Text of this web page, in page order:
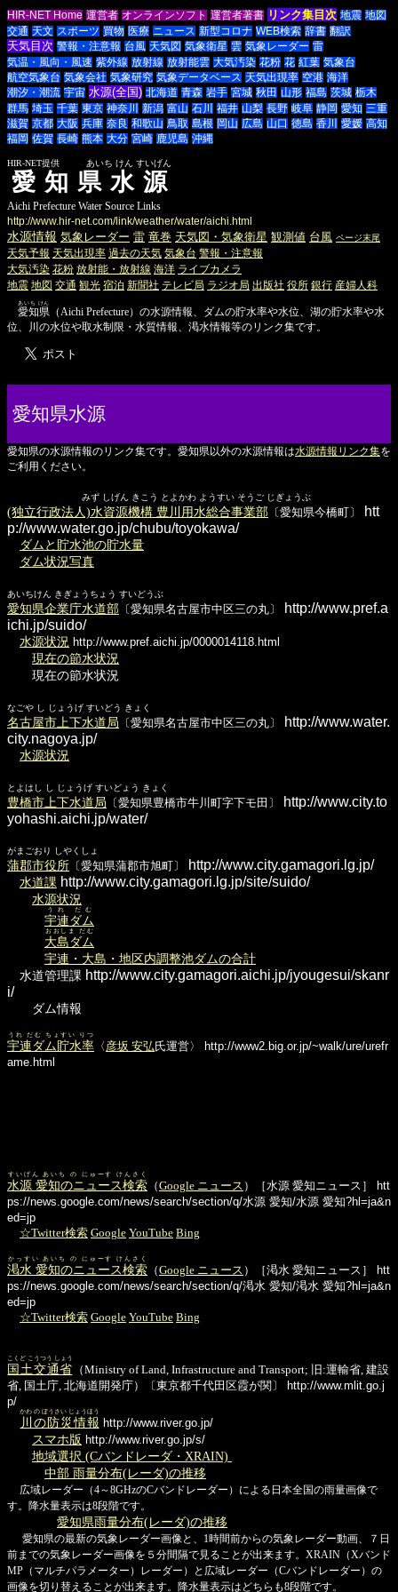
HIR-NET Home 運営者 オンラインソフト 運営者著書 リンク集目次 地震 地図
交通 天文 スポーツ 買物 医療 ニュース 新型コロナ WEB検索 辞書 翻訳
天気目次 警報・注意報 台風 天気図 気象衛星 雲 気象レーダー 雷
気温・風向・風速 紫外線 放射線 放射能雲 大気汚染 花粉 花 紅葉 気象台
航空気象台 気象会社 気象研究 気象データベース 天気出現率 空港 海洋
潮汐・潮流 宇宙 水源(全国) 北海道 青森 岩手 宮城 秋田 山形 福島 茨城 栃木
群馬 埼玉 千葉 東京 神奈川 新潟 富山 石川 福井 山梨 長野 岐阜 静岡 愛知 三重
滋賀 京都 大阪 兵庫 奈良 和歌山 鳥取 島根 岡山 広島 山口 徳島 香川 愛媛 高知
福岡 佐賀 長崎 熊本 大分 宮崎 鹿児島 沖縄
愛知県水源
HIR-NET提供 あいち けん すいげん
Aichi Prefecture Water Source Links
http://www.hir-net.com/link/weather/water/aichi.html
水源情報 気象レーダー 雷 竜巻 天気図・気象衛星 観測値 台風 ページ末尾
天気予報 天気出現率 過去の天気 気象台 警報・注意報
大気汚染 花粉 放射能・放射線 海洋 ライブカメラ
地震 地図 交通 観光 宿泊 新聞社 テレビ局 ラジオ局 出版社 役所 銀行 産婦人科
愛知県
あいち けん
（Aichi Prefecture）の水源情報、ダムの貯水率や水位、湖の貯水率や水
位、川の水位や取水制限・水質情報、渇水情報等のリンク集です。
愛知県水源
愛知県の水源情報のリンク集です。愛知県以外の水源情報は水源情報リンク集を
ご利用ください。
みず しげん きこう とよかわ ようすい そうご じぎょうぶ
(独立行政法人)水資源機構 豊川用水総合事業部 〔愛知県今橋町〕
htt
p://www.water.go.jp/chubu/toyokawa/
ダムと貯水池の貯水量
ダム状況写真
あいちけん きぎょうちょう すいどうぶ
愛知県企業庁水道部 〔愛知県名古屋市中区三の丸〕
http://www.pref.a
ichi.jp/suido/
水源状況 http://www.pref.aichi.jp/0000014118.html
現在の節水状況
現在の節水状況
なごや し じょうげ すいどう きょく
名古屋市上下水道局 〔愛知県名古屋市中区三の丸〕
http://www.water.
city.nagoya.jp/
水源状況
とよはし し じょうげ すいどょう きょく
豊橋市上下水道局 〔愛知県豊橋市牛川町字下モ田〕
http://www.city.to
yohashi.aichi.jp/water/
がまごおり しやくしょ
蒲郡市役所 〔愛知県蒲郡市旭町〕 http://www.city.gamagori.lg.jp/
水道課 http://www.city.gamagori.lg.jp/site/suido/
水源状況
宇連ダム
うれ だむ
大島ダム
おおしま だむ
宇連・大島・地区内調整池ダムの合計
水道管理課 http://www.city.gamagori.aichi.jp/jyougesui/skanr
i/
ダム情報
宇連ダム貯水率
うれ だむ ちょすい りつ
〈 彦坂 安弘氏運営〉
http://www2.big.or.jp/~walk/ure/urefr
ame.html
水源 愛知のニュース検索
すいげん あいち の にゅーす けんさく
（Google ニュース ）［水源 愛知ニュース］
ps://news.google.com/news/search/section/q/水源 愛知/水源 愛知?hl=ja&n
ed=jp
☆Twitter検索 Google YouTube Bing
渇水 愛知のニュース検索
かっすい あいち の にゅーす けんさく
（Google ニュース ）［渇水 愛知ニュース］
ps://news.google.com/news/search/section/q/渇水 愛知/渇水 愛知?hl=ja&n
ed=jp
☆Twitter検索 Google YouTube Bing
国土交通省
こくど こうつう しょう
（Ministry of Land, Infrastructure and Transport; 旧:運輸省, 建設
省, 国土庁, 北海道開発庁）〔東京都千代田区霞が関〕
http://www.mlit.go.j
p/
川の防災情報
かわ の ぼうさい じょうほう
http://www.river.go.jp/
スマホ版 http://www.river.go.jp/s/
地域選択 (Cバンドレーダ・XRAIN)
中部 雨量分布(レーダ)の推移
広域レーダー（4～8GHzのCバンドレーダー）による日本全国の雨量画像で
す。降水量表示は8段階です。
愛知県雨量分布(レーダ)の推移
愛知県の最新の気象レーダー画像と、1時間前からの気象レーダー動画、７日
前までの気象レーダー画像を５分間隔で見ることが出来ます。XRAIN（Xバンド
MP（マルチパラメーター）レーダー）と広域レーダー（Cバンドレーダー）の
画像を切り替えることが出来ます。降水量表示はどちらも8段階です。